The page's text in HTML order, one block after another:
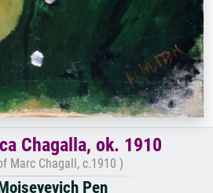
Chagalla, ok. 1910
Marc Chagall, c.1910 )
Pen